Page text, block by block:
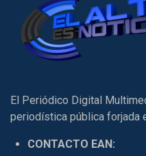
El Periódico Digital
periodística pública forjada
CONTACTO EAN: